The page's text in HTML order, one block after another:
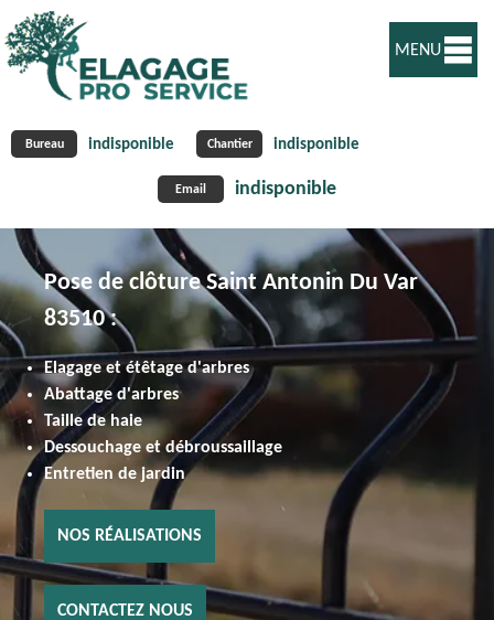
Bureau indisponible Chantier indisponible
Email indisponible
MENU
Pose de clôture Saint Antonin Du Var
83510 :
Elagage et étêtage d'arbres
Abattage d'arbres
Taille de haie
Dessouchage et débroussaillage
Entretien de jardin
NOS RÉALISATIONS
CONTACTEZ NOUS